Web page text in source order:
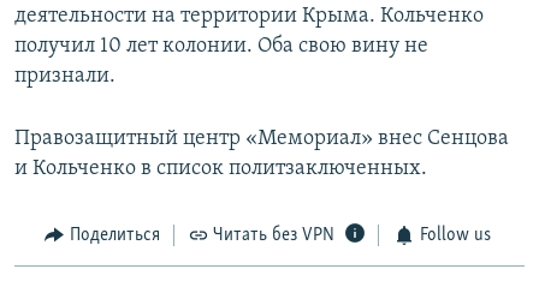
деятельности на территории Крыма. Кольченко
получил 10 лет колонии. Оба свою вину не
признали.
Правозащитный центр «Мемориал» внес Сенцова
и Кольченко в список политзаключенных.
Поделиться Читать без VPN Follow us